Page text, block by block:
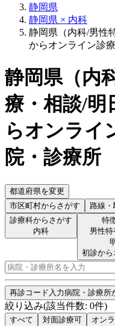
静岡県
静岡県 × 内科
静岡県（内科/男性
からオンライン診
静岡県（内
療・相談/明
らオンライ
院・診療所
都道府県を変更
市区町村からさがす 路線・
診療科からさがす
内科
特
男性
初診か
再診コード入力病院・診療所
絞り込み(該当件数: 0件)
すべて 対面診療可 オン